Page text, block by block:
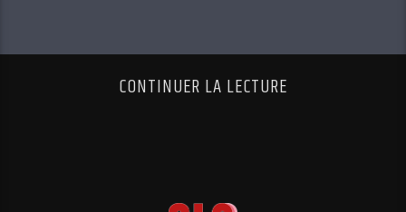
CONTINUER LA LECTURE